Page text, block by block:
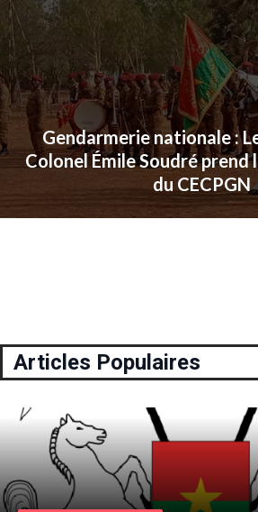
Gendarmerie nationale :
Colonel Émile Soudré prend
du CECPGN
Articles Populaires